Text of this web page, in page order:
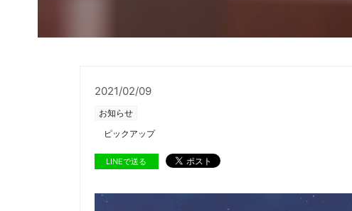
2021/02/09
お知らせ
ピックアップ
LINEで送る